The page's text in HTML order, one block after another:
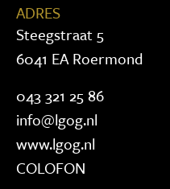
ADRES
Steegstraat 5
6041 EA Roermond
043 321 25 86
info@lgog.nl
www.lgog.nl
COLOFON